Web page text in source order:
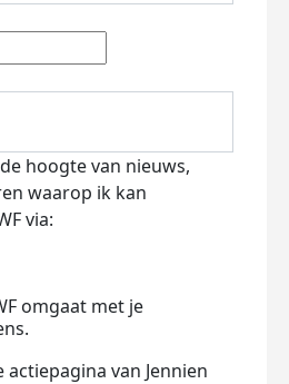
hoogte van nieuws,
waarop ik kan
via:
omgaat met je
van Jennien